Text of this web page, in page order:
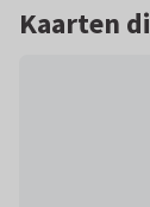
Kaarten